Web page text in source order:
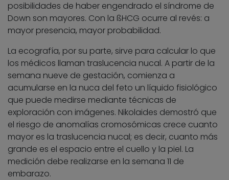
posibilidades de haber engendrado el síndrome de
Down son mayores. Con la ßHCG ocurre al revés: a
mayor presencia, mayor probabilidad.
La ecografía, por su parte, sirve para calcular lo que
los médicos llaman traslucencia nucal. A partir de la
semana nueve de gestación, comienza a
acumularse en la nuca del feto un líquido fisiológico
que puede medirse mediante técnicas de
exploración con imágenes. Nikolaides demostró que
el riesgo de anomalías cromosómicas crece cuanto
mayor es la traslucencia nucal; es decir, cuanto más
grande es el espacio entre el cuello y la piel. La
medición debe realizarse en la semana 11 de
embarazo.